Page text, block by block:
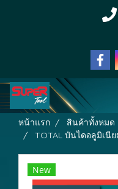
หน้าแรก สินค้าทั้งหมด
TOTAL บันไดอลูมิเนี
New